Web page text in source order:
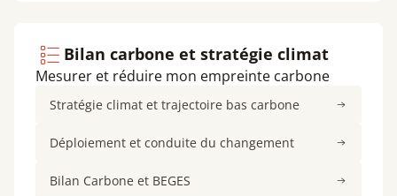
Bilan carbone et stratégie climat
Mesurer et réduire mon empreinte carbone
Stratégie climat et trajectoire bas carbone
Déploiement et conduite du changement
Bilan Carbone et BEGES